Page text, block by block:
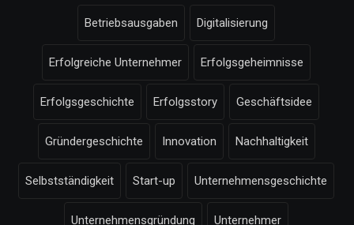
Betriebsausgaben Digitalisierung
Erfolgreiche Unternehmer Erfolgsgeheimnisse
Erfolgsgeschichte Erfolgsstory Geschäftsidee
Gründergeschichte Innovation Nachhaltigkeit
Selbstständigkeit Start-up Unternehmensgeschichte
Unternehmensgründung Unternehmer